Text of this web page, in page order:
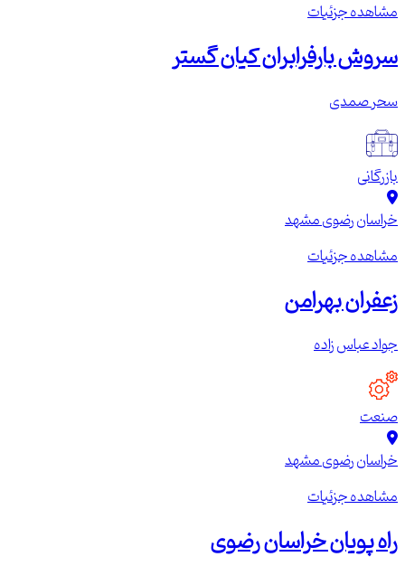
مشاهده جزئیات
سروش بارفرابران کیان گستر
سحر صمدی
بازرگانی
خراسان رضویمشهد
مشاهده جزئیات
زعفران بهرامن
جواد عباس زاده
صنعت
خراسان رضویمشهد
مشاهده جزئیات
راه پویان خراسان رضوی